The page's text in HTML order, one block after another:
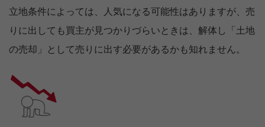
立地条件によっては、人気になる可能性はありますが、売
りに出しても買主が見つかりづらいときは、解体し「土地
の売却」として売りに出す必要があるかも知れません。